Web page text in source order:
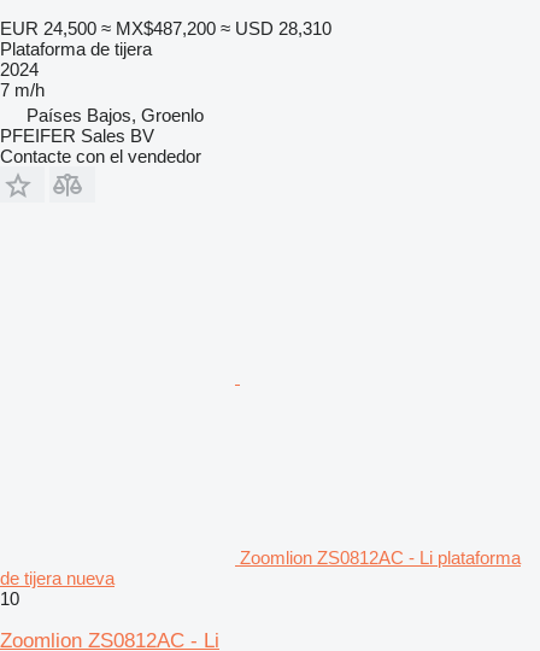
EUR 24,500 ≈ MX$487,200 ≈ USD 28,310
Plataforma de tijera
2024
7 m/h
Países Bajos, Groenlo
PFEIFER Sales BV
Contacte con el vendedor
Zoomlion ZS0812AC - Li plataforma
de tijera nueva
10
Zoomlion ZS0812AC - Li